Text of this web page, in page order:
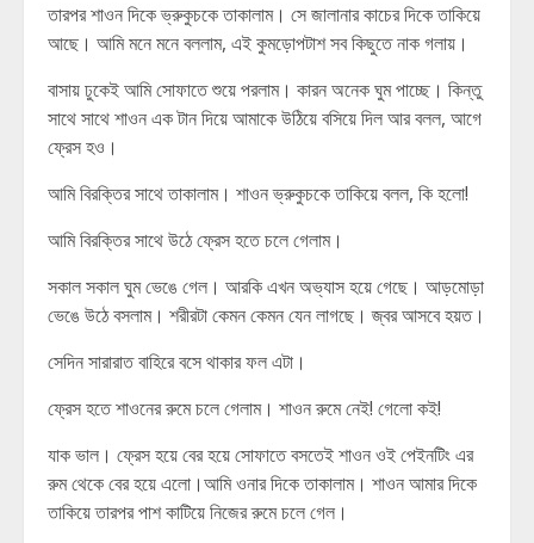
তারপর শাওন দিকে ভ্রুকুচকে তাকালাম। সে জালানার কাচের দিকে তাকিয়ে
আছে। আমি মনে মনে বললাম, এই কুমড়োপটাশ সব কিছুতে নাক গলায়।
বাসায় ঢুকেই আমি সোফাতে শুয়ে পরলাম। কারন অনেক ঘুম পাচ্ছে। কিন্তু
সাথে সাথে শাওন এক টান দিয়ে আমাকে উঠিয়ে বসিয়ে দিল আর বলল, আগে
ফ্রেস হও।
আমি বিরক্তির সাথে তাকালাম। শাওন ভ্রুকুচকে তাকিয়ে বলল, কি হলো!
আমি বিরক্তির সাথে উঠে ফ্রেস হতে চলে গেলাম।
সকাল সকাল ঘুম ভেঙে গেল। আরকি এখন অভ্যাস হয়ে গেছে। আড়মোড়া
ভেঙে উঠে বসলাম। শরীরটা কেমন কেমন যেন লাগছে। জ্বর আসবে হয়ত।
সেদিন সারারাত বাহিরে বসে থাকার ফল এটা।
ফ্রেস হতে শাওনের রুমে চলে গেলাম। শাওন রুমে নেই! গেলো কই!
যাক ভাল। ফ্রেস হয়ে বের হয়ে সোফাতে বসতেই শাওন ওই পেইনটিং এর
রুম থেকে বের হয়ে এলো।আমি ওনার দিকে তাকালাম। শাওন আমার দিকে
তাকিয়ে তারপর পাশ কাটিয়ে নিজের রুমে চলে গেল।